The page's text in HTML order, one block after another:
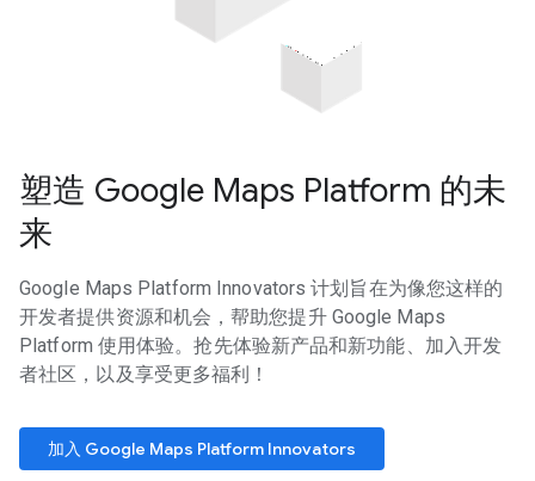
塑造 Google Maps Platform 的未
来
Google Maps Platform Innovators 计划旨在为像您这样的
开发者提供资源和机会，帮助您提升 Google Maps
Platform 使用体验。抢先体验新产品和新功能、加入开发
者社区，以及享受更多福利！
加入 Google Maps Platform Innovators